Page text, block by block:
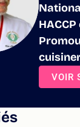
VOIR